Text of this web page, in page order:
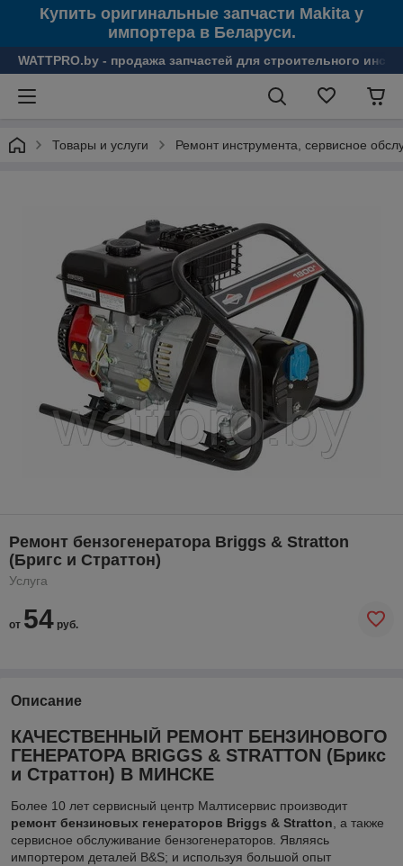
Купить оригинальные запчасти Makita у
импортера в Беларуси.
WATTPRO.by - продажа запчастей для строительного
Товары и услуги Ремонт инструмента, сервисное
Ремонт бензогенератора Briggs & Stratton
(Бригс и Страттон)
Услуга
от 54 руб.
Описание
КАЧЕСТВЕННЫЙ РЕМОНТ БЕНЗИНОВОГО
ГЕНЕРАТОРА BRIGGS & STRATTON (Брикс
и Страттон) В МИНСКЕ
Более 10 лет сервисный центр Малтисервис производит
ремонт бензиновых генераторов Briggs & Stratton, а также
сервисное обслуживание бензогенераторов. Являясь
импортером деталей B&S; и используя большой опыт